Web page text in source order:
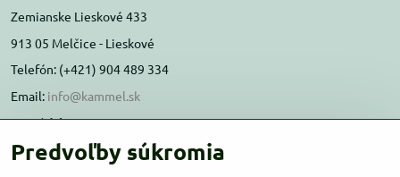
Zemianske Lieskové 433
913 05 Melčice - Lieskové
Telefón: (+421) 904 489 334
Email: info@kammel.sk
Prevádzka:
Administratívna budova PD Melčice
Predvoľby súkromia